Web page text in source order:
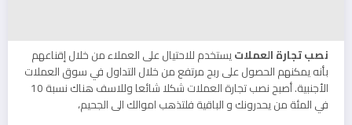
نصب تجارة العملاتيستخدم للاحتيال على العملاء من خلال إقناعهم
بأنه يمكنهم الحصول على ربح مرتفع من خلال التداول في سوق العملات
الأجنبية. أصبح نصب تجارة العملات شكلا شائعا وللاسف هناك نسبة 10
في المئة من يحدرونك و الباقية فلتذهب اموالك الى الجحيم،